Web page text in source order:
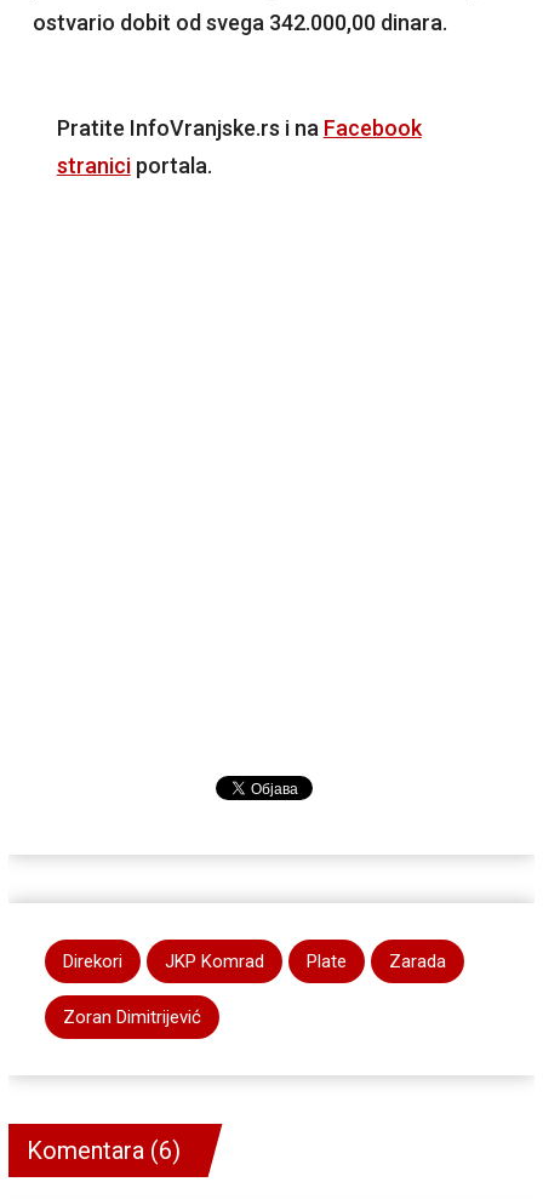
ostvario dobit od svega 342.000,00 dinara.
Pratite InfoVranjske.rs i na Facebook
straniciportala.
Direkori JKP Komrad Plate Zarada
Zoran Dimitrijević
Komentara (6)